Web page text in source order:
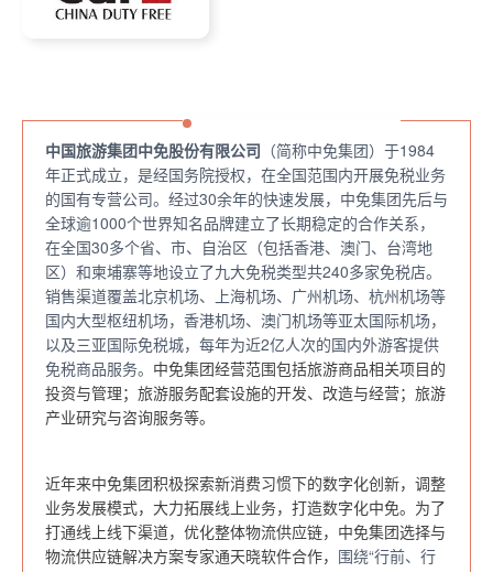
中国旅游集团中免股份有限公司 （简称中免集团）于1984
年正式成立，是经国务院授权，在全国范围内开展免税业务
的国有专营公司。经过30余年的快速发展，中免集团先后与
全球逾1000个世界知名品牌建立了长期稳定的合作关系，
在全国30多个省、市、自治区（包括香港、澳门、台湾地
区）和柬埔寨等地设立了九大免税类型共240多家免税店。
销售渠道覆盖北京机场、上海机场、广州机场、杭州机场等
国内大型枢纽机场，香港机场、澳门机场等亚太国际机场，
以及三亚国际免税城，每年为近2亿人次的国内外游客提供
免税商品服务。 中免集团经营范围包括旅游商品相关项目的
投资与管理； 旅游服务配套设施的开发、改造与经营； 旅游
产业研究与咨询服务等。
近年来中免集团积极探索新消费习惯下的数字化创新，调整
业务发展模式，大力拓展线上业务，打造数字化中免。为了
打通线上线下渠道，优化整体物流供应链，中免集团选择与
物流供应链解决方案专家通天晓软件合作， 围绕“行前、行